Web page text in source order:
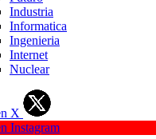
Industria
Informatica
Ingenieria
Internet
Nuclear
X
Instagram